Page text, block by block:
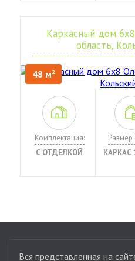
Каркасный дом
область,
48 м2
Комплектация:
С ОТДЕЛКОЙ
Размер
КАРКАС
Вся представленная на